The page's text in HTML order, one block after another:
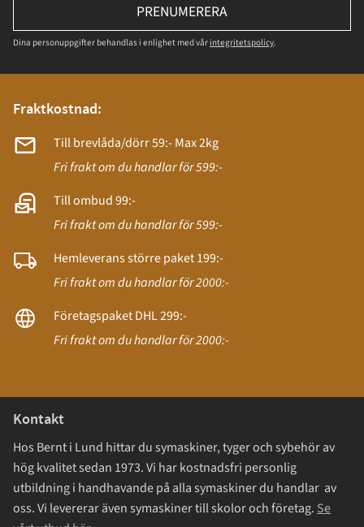
PRENUMERERA
Dina personuppgifter behandlas i enlighet med vår integritetspolicy.
Fraktkostnad:
Till brevlåda/dörr 59:- Max 2kg
Fri frakt om du handlar för 599:-
Till ombud 99:-
Fri frakt om du handlar för 599:-
Hemleverans större paket 199:-
Fri frakt om du handlar för 2000:-
Företagspaket DHL 299:-
Fri frakt om du handlar för 2000:-
Kontakt
Hos Bernt i Lund hittar du symaskiner, tyger och sybehör av
hög kvalitet sedan 1973. Vi har kostnadsfri personlig
utbildning i handhavande på alla symaskiner du handlar av
oss. Vi levererar även symaskiner till skolor och företag. Se